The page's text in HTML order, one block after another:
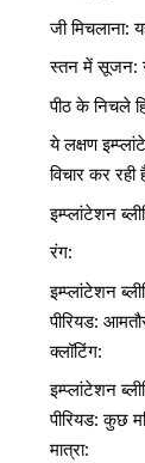
जी मिचलाना:
स्तन में सूजन:
पीठ के निचले
ये लक्षण
विचार कर
इम्प्लांटेशन
रंग:
इम्प्लांटेशन
पीरियड:
क्लॉटिंग:
इम्प्लांटेशन
पीरियड: कुछ
मात्रा: